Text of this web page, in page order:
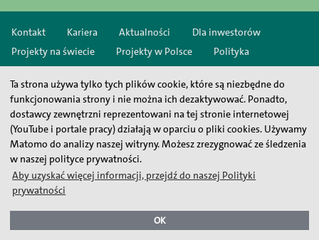
Ta strona używa tylko tych plików cookie, które są niezbędne do
funkcjonowania strony i nie można ich dezaktywować. Ponadto,
dostawcy zewnętrzni reprezentowani na tej stronie internetowej
(YouTube i portale pracy) działają w oparciu o pliki cookies. Używamy
Matomo do analizy naszej witryny. Możesz zrezygnować ze śledzenia
w naszej polityce prywatności.
Aby uzyskać więcej informacji, przejdź do naszej Polityki
prywatności
OK
Kontakt Kariera Aktualności
Dla inwestorów
Projekty na świecie
Projekty w Polsce
Polityka
prywatności
Nota prawna Mapa strony